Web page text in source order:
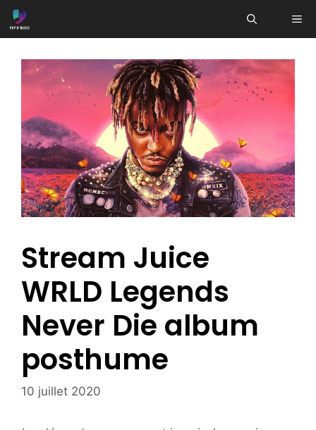
Aller
au
Stream Juice
WRLD Legends
Never Die album
posthume
10 juillet 2020